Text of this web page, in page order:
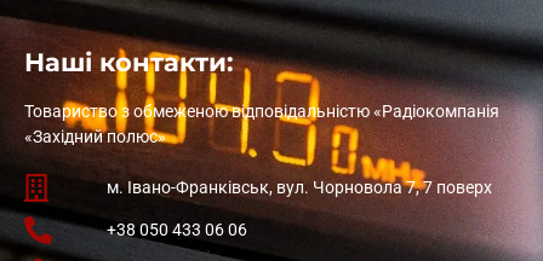
Наші контакти:
Товариство з обмеженою відповідальністю «Радіокомпанія
«Західний полюс»
м. Івано-Франківськ, вул. Чорновола 7, 7 поверх
+38 050 433 06 06